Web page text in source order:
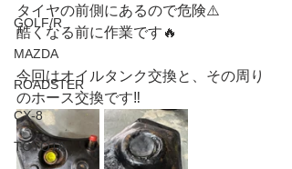
GOLF/R
MAZDA
ROADSTER
CX-8
TOYOTA
タイヤの前側にあるので危険⚠️
酷くなる前に作業です🔥
今回はオイルタンク交換と、その周り
のホース交換です‼️